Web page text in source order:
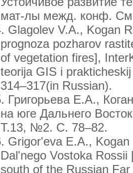
мат-лы межд. конф.
Glagolev V.A., Kogan
prognoza pozharov
of vegetation fires],
teorija GIS i
314–317(in Russian).
Григорьева Е.А.,
на юге Дальнего
Т.13, №2. С. 78–82.
Grigor'eva E.A.,
Dal'nego Vostoka
south of the Russian